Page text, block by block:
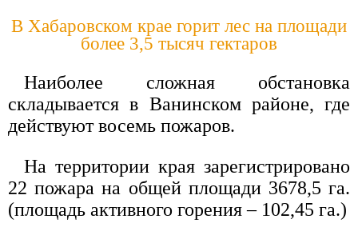
В Хабаровском крае горит лес на площади
более 3,5 тысяч гектаров
Наиболее сложная обстановка
складывается в Ванинском районе, где
действуют восемь пожаров.
На территории края зарегистрировано
22 пожара на общей площади 3678,5 га.
(площадь активного горения – 102,45 га.)